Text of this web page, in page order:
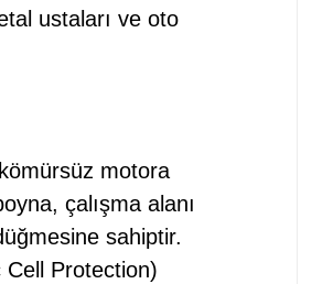
ustaları ve oto
motora
çalışma alanı
sahiptir.
Cell Protection)